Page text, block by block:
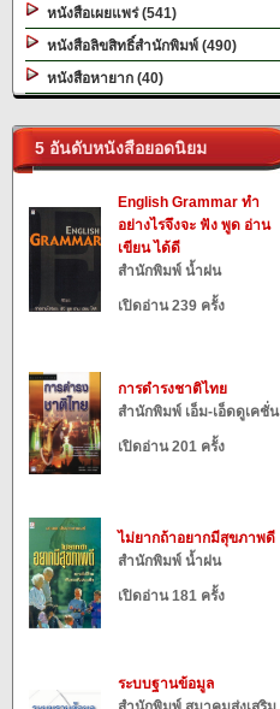
หนังสือเผยแพร่ (541)
หนังสือลิขสิทธิ์สำนักพิมพ์ (490)
หนังสือหายาก (40)
5 อันดับหนังสือยอดนิยม
English Grammar ทำ
อย่างไรจึงจะ ฟัง พูด อ่าน
เขียน ได้ดี
สำนักพิมพ์ น้ำฝน
เปิดอ่าน 239 ครั้ง
การดำรงชาติไทย
สำนักพิมพ์ เอ็ม-เอ็ดดูเคชั่น
เปิดอ่าน 201 ครั้ง
ไม่ยากถ้าอยากมีสุขภาพดี
สำนักพิมพ์ น้ำฝน
เปิดอ่าน 181 ครั้ง
ระบบฐานข้อมูล